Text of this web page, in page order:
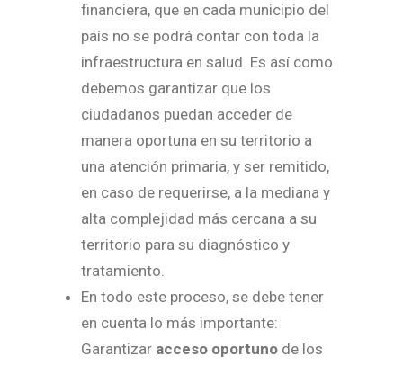
financiera, que en cada municipio del
país no se podrá contar con toda la
infraestructura en salud. Es así como
debemos garantizar que los
ciudadanos puedan acceder de
manera oportuna en su territorio a
una atención primaria, y ser remitido,
en caso de requerirse, a la mediana y
alta complejidad más cercana a su
territorio para su diagnóstico y
tratamiento.
En todo este proceso, se debe tener
en cuenta lo más importante:
Garantizar acceso oportuno de los